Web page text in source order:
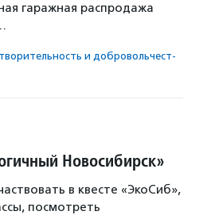
гаражная распродажа
и доброволь­чест­
Новосибирск»
в квесте «ЭкоСиб»,
посмотреть